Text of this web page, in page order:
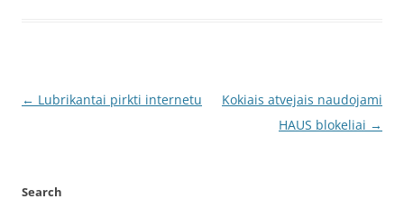
Post
← Lubrikantai pirkti internetu
Kokiais atvejais naudojami
HAUS blokeliai →
Search